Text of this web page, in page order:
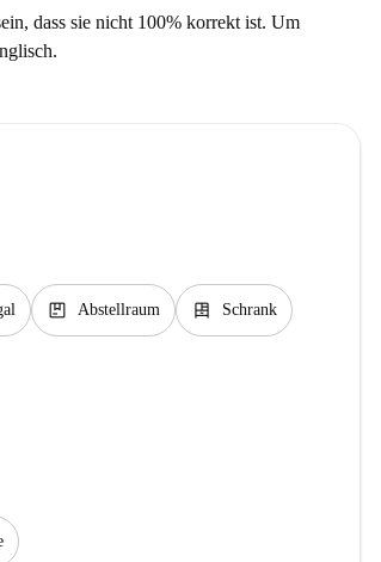
dass sie nicht 100% korrekt ist. Um
package Abstellraum dresser Schrank